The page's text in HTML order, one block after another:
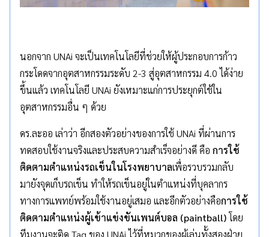
นอกจาก UNAi จะเป็นเทคโนโลยีที่ช่วยให้ผู้ประกอบการก้าว
กระโดดจากอุตสาหกรรมระดับ 2-3 สู่อุตสาหกรรม 4.0 ได้ง่าย
ขึ้นแล้ว เทคโนโลยี UNAi ยังเหมาะแก่การประยุกต์ใช้ใน
อุตสาหกรรมอื่น ๆ ด้วย
ดร.ละออ เล่าว่า อีกสองตัวอย่างของการใช้ UNAi ที่ผ่านการ
ทดสอบใช้งานจริงและประสบความสำเร็จอย่างดี คือ การใช้
ติดตามตำแหน่งรถเข็นในโรงพยาบาลเพื่อรวบรวมกลับ
มายังจุดเก็บรถเข็น ทำให้รถเข็นอยู่ในตำแหน่งที่บุคลากร
ทางการแพทย์พร้อมใช้งานอยู่เสมอ และอีกตัวอย่างคือการใช้
ติดตามตำแหน่งผู้เข้าแข่งขันเพนต์บอล (paintball) โดย
ทีมงานจะติด Tag ของ UNAi ไว้ที่หมวกของผู้เล่นทั้งสองฝ่าย